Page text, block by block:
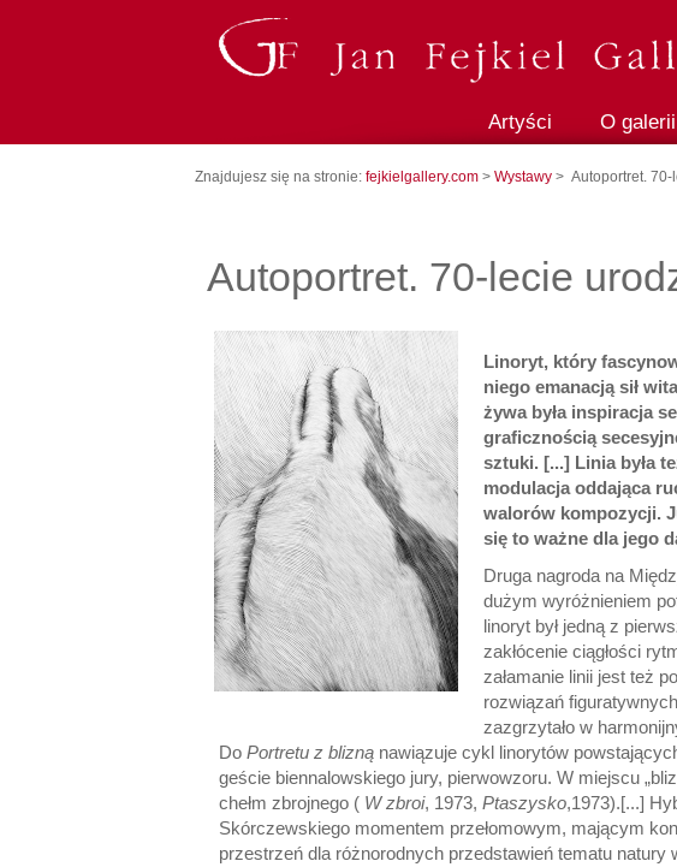
Artyści O galerii
Znajdujesz się na stronie: fejkielgallery.com > Wystawy > Autoportret. 70-
Autoportret. 70-lecie
Linoryt, który
niego emanacją sił
żywa była inspiracja
graficznością
sztuki. [...] Linia była
modulacja oddająca
walorów kompozycji.
się to ważne dla jego
Druga nagroda na
dużym wyróżnieniem
linoryt był jedną z
zakłócenie ciągłości
załamanie linii jest też
rozwiązań
zazgrzytało w
Do Portretu z blizną nawiązuje cykl linorytów
geście biennalowskiego jury, pierwowzoru. W miejscu
chełm zbrojnego ( W zbroi, 1973, Ptaszysko,1973).[...]
Skórczewskiego momentem przełomowym, mającym
przestrzeń dla różnorodnych przedstawień tematu